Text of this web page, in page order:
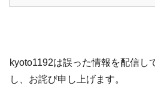
kyoto1192は誤った情報を配信し
し、お詫び申し上げます。